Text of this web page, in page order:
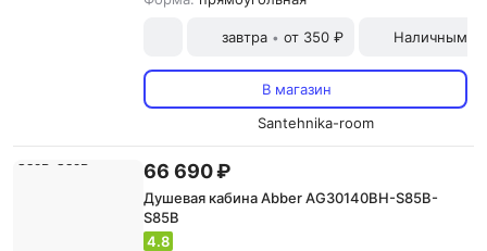
завтра • от 350 ₽ Наличными
В магазин
Santehnika-room
66 690 ₽
Душевая кабина Abber AG30140BH-S85B-
S85B
4.8